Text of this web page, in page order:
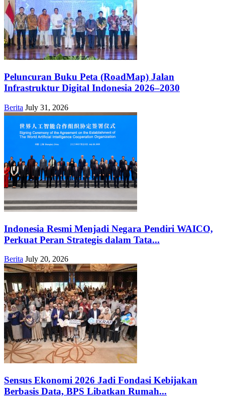
Peluncuran Buku Peta (RoadMap) Jalan
Infrastruktur Digital Indonesia 2026–2030
Berita July 31, 2026
Indonesia Resmi Menjadi Negara Pendiri WAICO,
Perkuat Peran Strategis dalam Tata...
Berita July 20, 2026
Sensus Ekonomi 2026 Jadi Fondasi Kebijakan
Berbasis Data, BPS Libatkan Rumah...